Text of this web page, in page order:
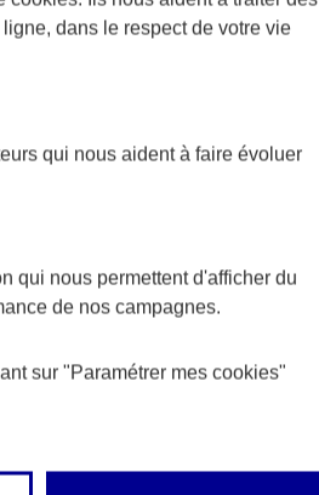
dans le respect de votre vie
qui nous aident à faire évoluer
qui nous permettent d'afficher du
de nos campagnes.
sur "Paramétrer mes cookies"